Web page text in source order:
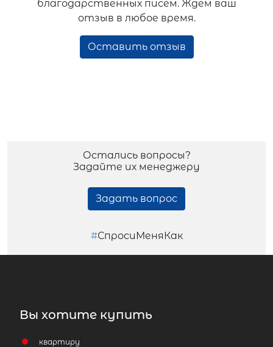
благодарственных писем. Ждем ваш
отзыв в любое время.
Оставить отзыв
Остались вопросы?
Задайте их менеджеру
Задать вопрос
#СпросиМеняКак
Вы хотите купить
квартиру